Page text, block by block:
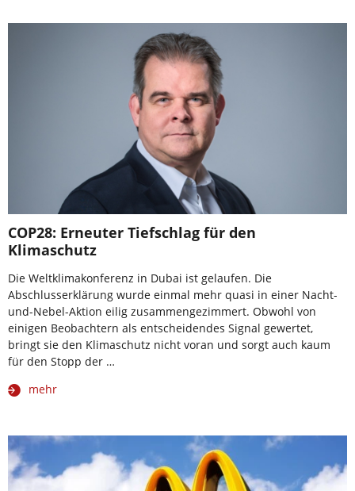
COP28: Erneuter Tiefschlag für den
Klimaschutz
Die Weltklimakonferenz in Dubai ist gelaufen. Die
Abschlusserklärung wurde einmal mehr quasi in einer Nacht-
und-Nebel-Aktion eilig zusammengezimmert. Obwohl von
einigen Beobachtern als entscheidendes Signal gewertet,
bringt sie den Klimaschutz nicht voran und sorgt auch kaum
für den Stopp der …
mehr